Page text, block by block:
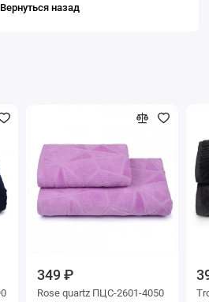
Вернуться назад
349 ₽
Rose quartz ПЦС-2601-4050